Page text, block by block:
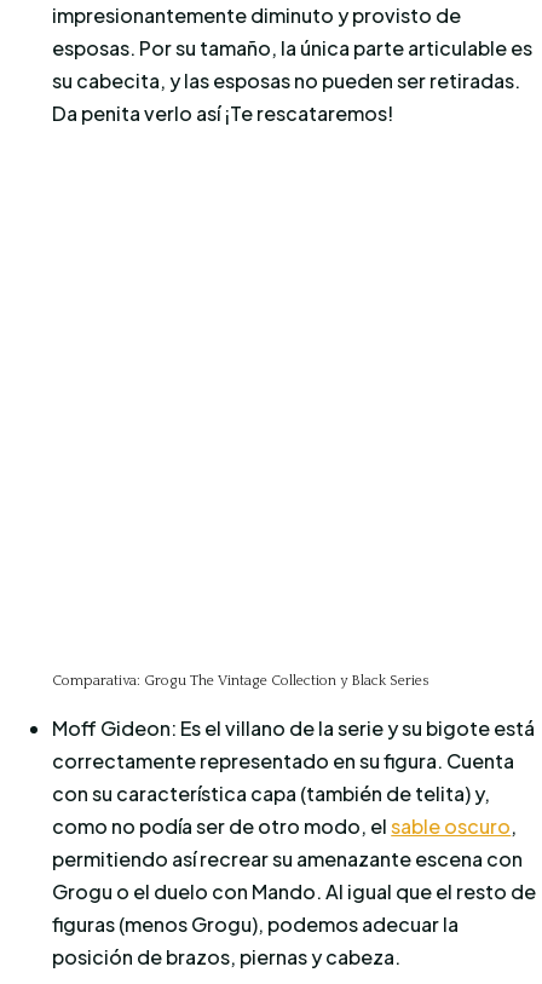
impresionantemente diminuto y provisto de
esposas. Por su tamaño, la única parte articulable es
su cabecita, y las esposas no pueden ser retiradas.
Da penita verlo así ¡Te rescataremos!
Comparativa: Grogu The Vintage Collection y Black Series
Moff Gideon: Es el villano de la serie y su bigote está
correctamente representado en su figura. Cuenta
con su característica capa (también de telita) y,
como no podía ser de otro modo, elsable oscuro,
permitiendo así recrear su amenazante escena con
Grogu o el duelo con Mando. Al igual que el resto de
figuras (menos Grogu), podemos adecuar la
posición de brazos, piernas y cabeza.